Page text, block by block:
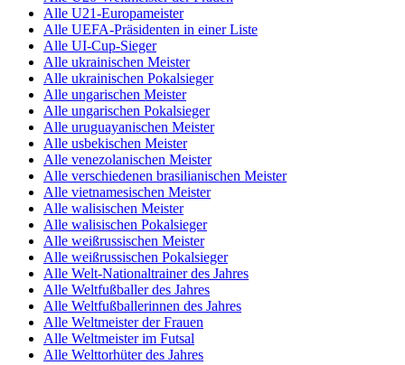
Alle U21-Europameister
Alle UEFA-Präsidenten in einer Liste
Alle UI-Cup-Sieger
Alle ukrainischen Meister
Alle ukrainischen Pokalsieger
Alle ungarischen Meister
Alle ungarischen Pokalsieger
Alle uruguayanischen Meister
Alle usbekischen Meister
Alle venezolanischen Meister
Alle verschiedenen brasilianischen Meister
Alle vietnamesischen Meister
Alle walisischen Meister
Alle walisischen Pokalsieger
Alle weißrussischen Meister
Alle weißrussischen Pokalsieger
Alle Welt-Nationaltrainer des Jahres
Alle Weltfußballer des Jahres
Alle Weltfußballerinnen des Jahres
Alle Weltmeister der Frauen
Alle Weltmeister im Futsal
Alle Welttorhüter des Jahres